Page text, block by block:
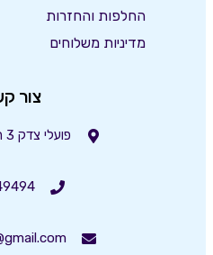
החלפות והחזרות
מדיניות משלוחים
צור
פועלי צדק 3 תלפיות ירושלים